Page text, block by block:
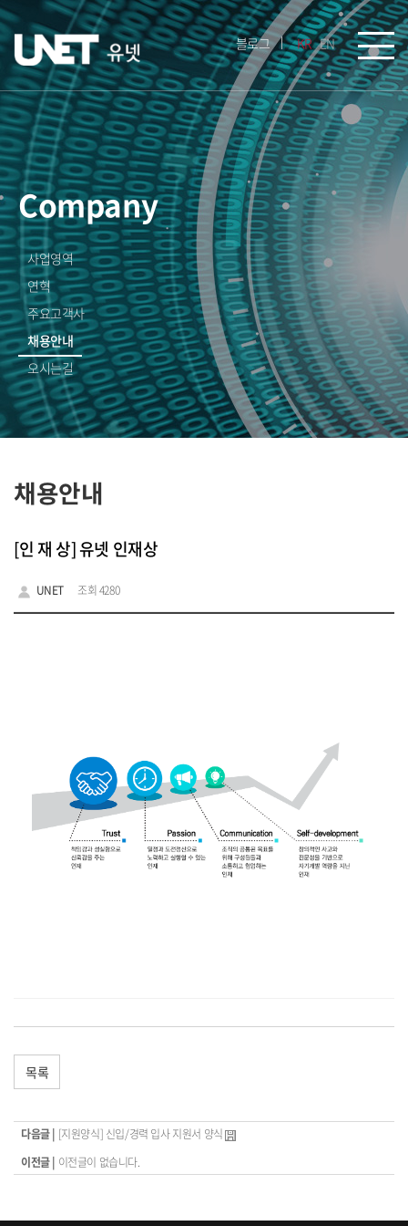
블로그 KR EN
Company
사업영역
연혁
주요고객사
채용안내
오시는길
채용안내
[인 재 상] 유넷 인재상
UNET 조회 4280
목록
다음글 | [지원양식] 신입/경력 입사 지원서 양식
이전글 | 이전글이 없습니다.